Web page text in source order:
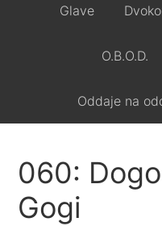
Glave
O.B.O.D.
Oddaje na
060:
Gogi